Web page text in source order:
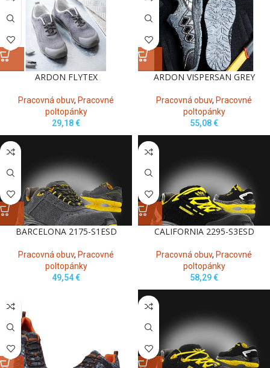
ARDON FLYTEX
Pracovná obuv, Pracovné
poltopánky
29,18€
ARDON VISPERSAN GREY
Pracovná obuv, Pracovné
poltopánky
55,08€
BARCELONA 2175-S1ESD
Pracovná obuv, Pracovné
poltopánky
49,54€
CALIFORNIA 2295-S3ESD
Pracovná obuv, Pracovné
poltopánky
58,29€